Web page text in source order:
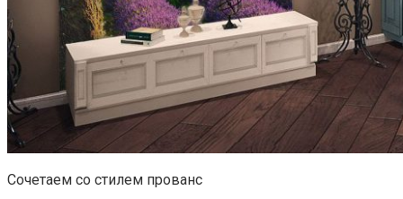
Сочетаем со стилем прованс